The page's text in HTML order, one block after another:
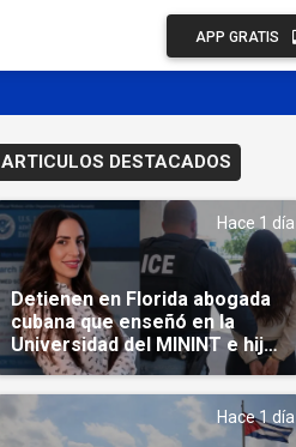
APP GRATIS
ARTICULOS DESTACADOS
Hace 1 día
Detienen en Florida abogada
cubana que enseñó en la
Universidad del MININT e hija
de diplomático cubano
Hace 1 día